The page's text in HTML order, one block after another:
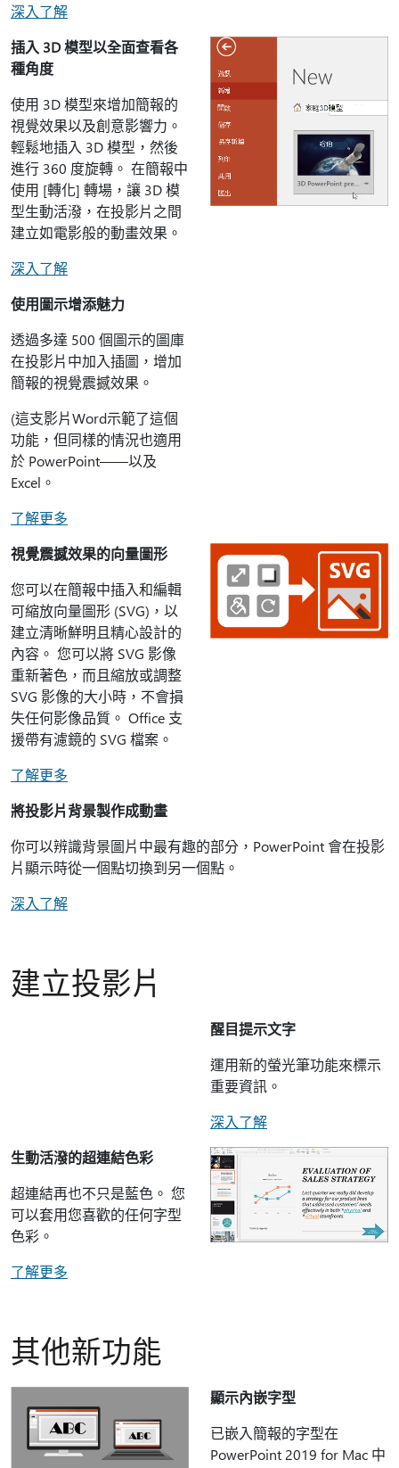
深入了解
插入 3D 模型以全面查看各
種角度
使用 3D 模型來增加簡報的
視覺效果以及創意影響力。
輕鬆地插入 3D 模型，然後
進行 360 度旋轉。 在簡報中
使用 [轉化] 轉場，讓 3D 模
型生動活潑，在投影片之間
建立如電影般的動畫效果。
深入了解
使用圖示增添魅力
透過多達 500 個圖示的圖庫
在投影片中加入插圖，增加
簡報的視覺震撼效果。
(這支影片Word示範了這個
功能，但同樣的情況也適用
於 PowerPoint——以及
Excel。
了解更多
視覺震撼效果的向量圖形
您可以在簡報中插入和編輯
可縮放向量圖形 (SVG)，以
建立清晰鮮明且精心設計的
內容。 您可以將 SVG 影像
重新著色，而且縮放或調整
SVG 影像的大小時，不會損
失任何影像品質。 Office 支
援帶有濾鏡的 SVG 檔案。
了解更多
將投影片背景製作成動畫
你可以辨識背景圖片中最有趣的部分，PowerPoint 會在投影
片顯示時從一個點切換到另一個點。
深入了解
建立投影片
醒目提示文字
運用新的螢光筆功能來標示
重要資訊。
深入了解
生動活潑的超連結色彩
超連結再也不只是藍色。 您
可以套用您喜歡的任何字型
色彩。
了解更多
其他新功能
顯示內嵌字型
已嵌入簡報的字型在
PowerPoint 2019 for Mac 中